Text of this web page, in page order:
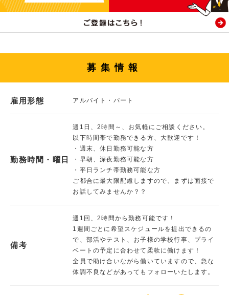
募集情報
雇用形態 アルバイト・パート
勤務時間・曜日
週1日、2時間～、お気軽にご相談ください。
以下時間帯で勤務できる方、大歓迎です！
・週末、休日勤務可能な方
・早朝、深夜勤務可能な方
・平日ランチ帯勤務可能な方
ご都合に最大限配慮しますので、まずは面接で
お話してみませんか？？
備考
週1回、2時間から勤務可能です！
1週間ごとに希望スケジュールを提出できるの
で、部活やテスト、お子様の学校行事、プライ
ベートの予定に合わせて柔軟に働けます！
全員で助け合いながら働いていますので、急な
体調不良などがあってもフォローいたします。